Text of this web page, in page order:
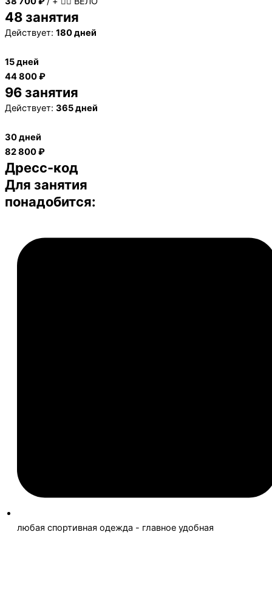
48 занятия
Действует: 180 дней
15 дней
44 800 ₽
96 занятия
Действует: 365 дней
30 дней
82 800 ₽
Дресс-код
Для занятия
понадобится:
любая спортивная одежда - главное удобная